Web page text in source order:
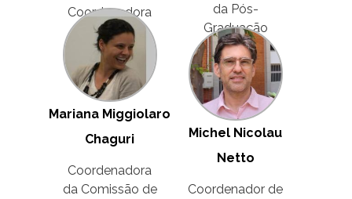
Coordenadora
de Extensão
Ver Perfil
da Pós-
Graduação
Ver Perfil
Mariana Miggiolaro
Chaguri
Coordenadora
da Comissão de
Michel Nicolau
Netto
Coordenador de